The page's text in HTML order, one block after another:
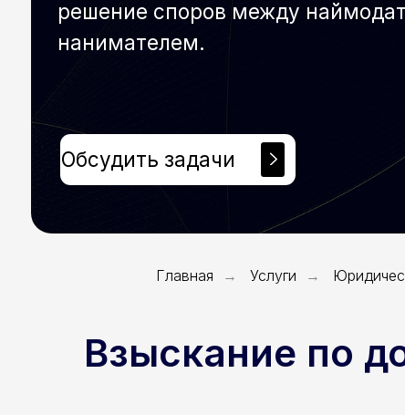
нанимателем.
Главная → Услуги →
Взыскание по